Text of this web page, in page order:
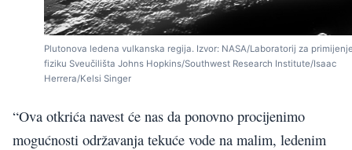
Plutonova ledena vulkanska regija. Izvor: NASA/Laboratorij za
fiziku Sveučilišta Johns Hopkins/Southwest Research Institute/Isaac
Herrera/Kelsi Singer
“Ova otkrića navest će nas da ponovno procijenimo
mogućnosti održavanja tekuće vode na malim, ledenim